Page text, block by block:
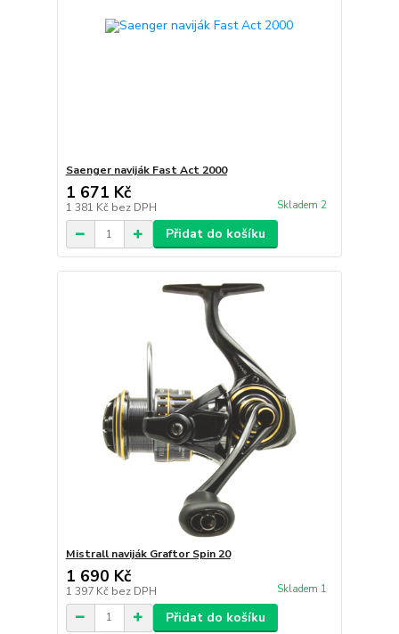
Saenger naviják Fast Act 2000
1 671 Kč
1 381 Kč bez DPH Skladem 2
Přidat do košíku
Mistrall naviják Graftor Spin 20
1 690 Kč
1 397 Kč bez DPH Skladem 1
Přidat do košíku